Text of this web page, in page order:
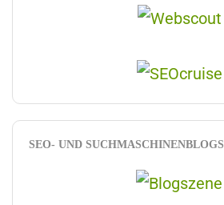
SEO- UND SUCHMASCHINENBLOGS